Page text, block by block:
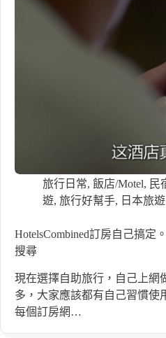
旅行日常, 飯店/Motel, 民
遊, 旅行好幫手, 日本旅遊
HotelsCombined訂房自己搞定
搜尋
現在選擇自助旅行，自己上網
多，大家應該都有自己習慣使
每個訂房網…